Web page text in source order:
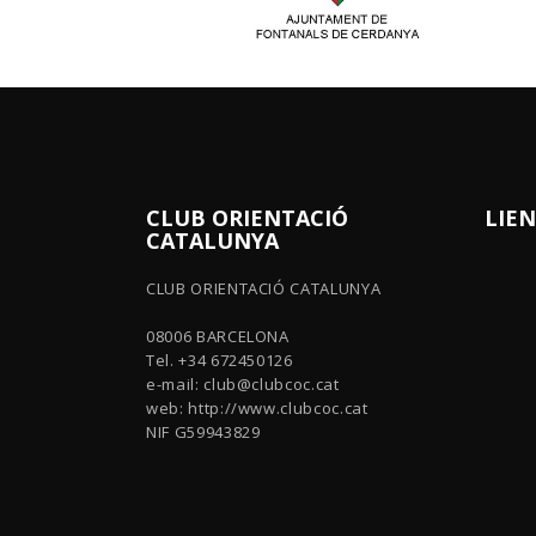
CLUB ORIENTACIÓ
CATALUNYA
CLUB ORIENTACIÓ CATALUNYA
08006 BARCELONA
Tel. +34 672450126
e-mail: club@clubcoc.cat
web: http://www.clubcoc.cat
NIF G59943829